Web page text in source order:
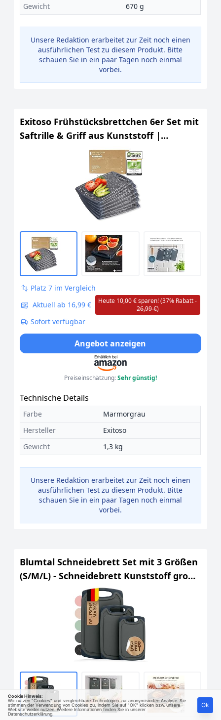
Gewicht
670 g
Unsere Redaktion erarbeitet zur Zeit noch einen
ausführlichen Test zu diesem Produkt. Bitte
schauen Sie in ein paar Tagen noch einmal
vorbei.
Exitoso Frühstücksbrettchen 6er Set mit
Saftrille & Griff aus Kunststoff |
Rutschfestes & spülmaschinenfestes
Schneidebrett | Antibakterielles
Brettchen Set | BPA-Frei & beidseitig
Platz 7 im Vergleich
Aktuell ab 16,99 €
Heute 10,00 € sparen! (37% Rabatt -
26,99 €)
Sofort verfügbar
Angebot anzeigen
Preiseinschätzung:Sehr günstig!
Technische Details
Farbe
Marmorgrau
Hersteller
Exitoso
Gewicht
1,3 kg
Unsere Redaktion erarbeitet zur Zeit noch einen
ausführlichen Test zu diesem Produkt. Bitte
schauen Sie in ein paar Tagen noch einmal
vorbei.
Blumtal Schneidebrett Set mit 3 Größen
(S/M/L) - Schneidebrett Kunststoff groß
+ Saftrillen & Griff - Cutting Board -
Schneidbrett BPA frei und
spülmaschinenfest - Küchenbrett Grau
Cookie Hinweis:
Wir nutzen "Cookies" und vergleichbare Technologien zur anonymisierten Analyse. Sie
stimmen der Verwendung von Cookies zu, indem Sie auf "OK" klicken bzw. unsere
Website weiter nutzen. Weitere Informationen finden Sie in unserer
Datenschutzerklärung.
Ok